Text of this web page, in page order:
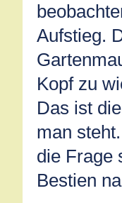
Aufstieg.
Kopf zu
Das ist
man
die Frage
Bestien